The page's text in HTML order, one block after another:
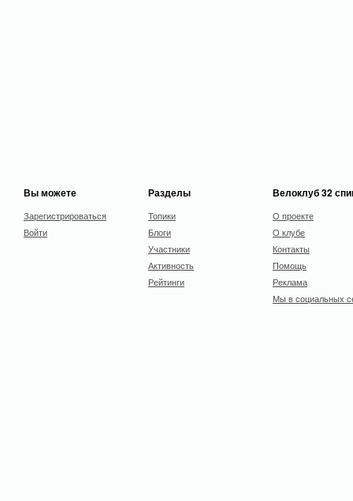
Вы можете
Зарегистрироваться
Войти
Разделы
Топики
Блоги
Участники
Активность
Рейтинги
Велоклуб 32
О проекте
О клубе
Контакты
Помощь
Реклама
Мы в социальных